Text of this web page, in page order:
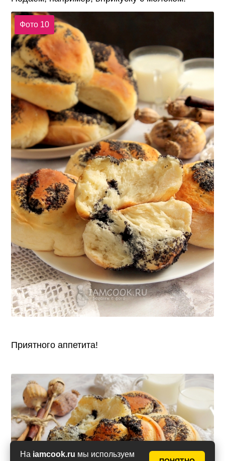
На iamcook.ru мы используем
Фото 10
Приятного аппетита!